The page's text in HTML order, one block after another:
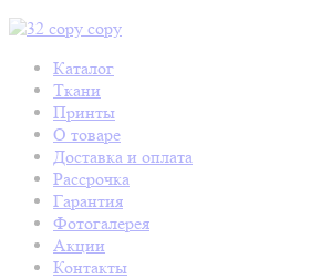
Каталог
Ткани
Принты
О товаре
Доставка и оплата
Рассрочка
Гарантия
Фотогалерея
Акции
Контакты